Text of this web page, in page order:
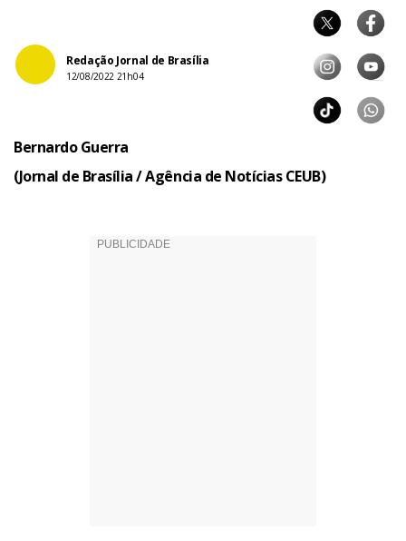
Redação Jornal de Brasília
12/08/2022 21h04
Bernardo Guerra
(Jornal de Brasília / Agência de Notícias CEUB)